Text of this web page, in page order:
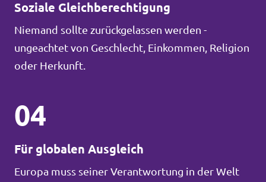
Soziale Gleichberechtigung
Niemand sollte zurückgelassen werden -
ungeachtet von Geschlecht, Einkommen, Religion
oder Herkunft.
04
Für globalen Ausgleich
Europa muss seiner Verantwortung in der Welt